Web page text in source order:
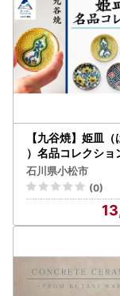
【九谷焼】姫皿（
）名品コレクショ
ット 箸置き
石川県小松市
(0)